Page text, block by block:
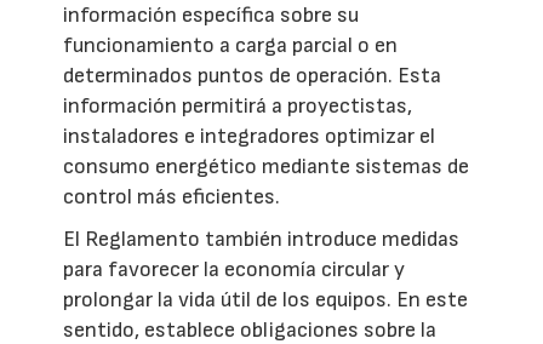
información específica sobre su
funcionamiento a carga parcial o en
determinados puntos de operación. Esta
información permitirá a proyectistas,
instaladores e integradores optimizar el
consumo energético mediante sistemas de
control más eficientes.
El Reglamento también introduce medidas
para favorecer la economía circular y
prolongar la vida útil de los equipos. En este
sentido, establece obligaciones sobre la